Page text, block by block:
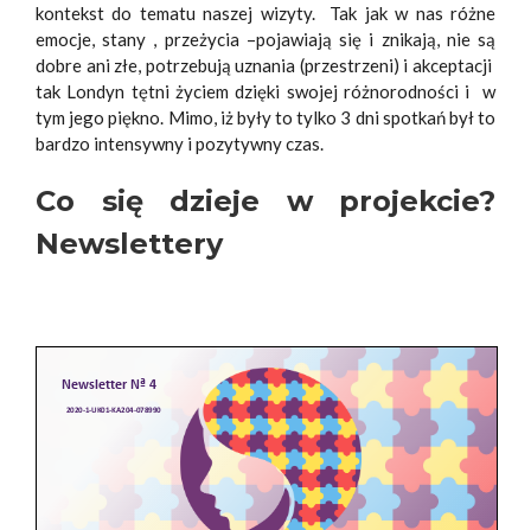
kontekst do tematu naszej wizyty. Tak jak w nas różne
emocje, stany , przeżycia –pojawiają się i znikają, nie są
dobre ani złe, potrzebują uznania (przestrzeni) i akceptacji
tak Londyn tętni życiem dzięki swojej różnorodności i w
tym jego piękno. Mimo, iż były to tylko 3 dni spotkań był to
bardzo intensywny i pozytywny czas.
Co się dzieje w projekcie?
Newslettery